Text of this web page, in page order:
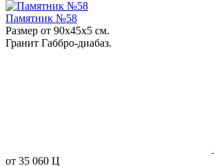
Памятник №58
Размер от 90х45х5 см.
Гранит Габбро-диабаз.
от 35 060 Ц